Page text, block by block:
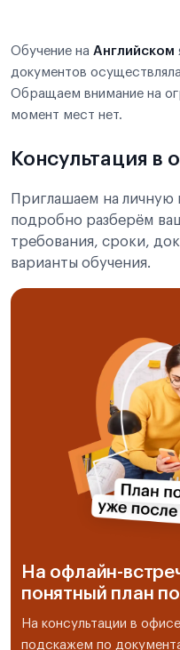
Обучение на Английском
документов
Обращаем внимание на
момент мест нет.
Консультация в
Приглашаем на личную
подробно разберём
требования, сроки,
варианты обучения.
На офлайн-
понятный план
На консультации в
подскажем по